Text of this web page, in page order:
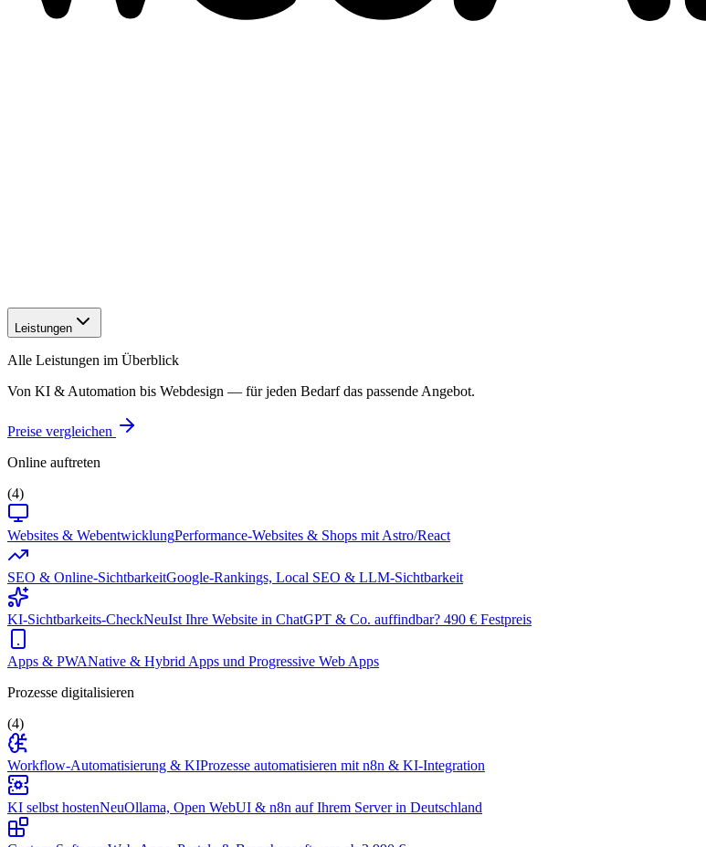
Leistungen
Alle Leistungen im Überblick
Von KI & Automation bis Webdesign — für jeden Bedarf das passende Angebot.
Preise vergleichen
Online auftreten
(4)
Websites & WebentwicklungPerformance-Websites & Shops mit Astro/React
SEO & Online-SichtbarkeitGoogle-Rankings, Local SEO & LLM-Sichtbarkeit
KI-Sichtbarkeits-CheckNeuIst Ihre Website in ChatGPT & Co. auffindbar? 490 € Festpreis
Apps & PWANative & Hybrid Apps und Progressive Web Apps
Prozesse digitalisieren
(4)
Workflow-Automatisierung & KIProzesse automatisieren mit n8n & KI-Integration
KI selbst hostenNeuOllama, Open WebUI & n8n auf Ihrem Server in Deutschland